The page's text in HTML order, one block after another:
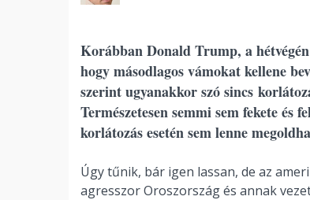
Korábban Donald Trump, a
hogy másodlagos vámokat kellene
szerint ugyanakkor szó sincs
Természetesen semmi sem fekete és
korlátozás esetén sem lenne
Úgy tűnik, bár igen lassan, de az
agresszor Oroszország és annak